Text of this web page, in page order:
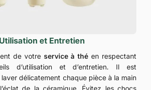
Utilisation et Entretien
de votre service à thé en respectant
d’utilisation et d’entretien. Il est
délicatement chaque pièce à la main
de la céramique. Évitez les chocs